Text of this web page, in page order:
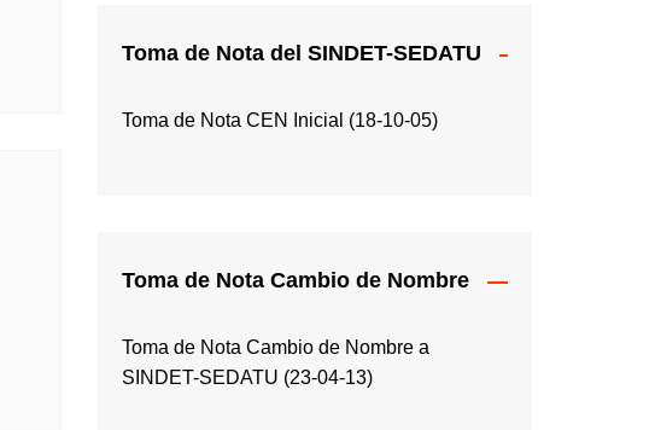
Toma de Nota del SINDET-SEDATU
Toma de Nota CEN Inicial (18-10-05)
Toma de Nota Cambio de Nombre
Toma de Nota Cambio de Nombre a
SINDET-SEDATU (23-04-13)